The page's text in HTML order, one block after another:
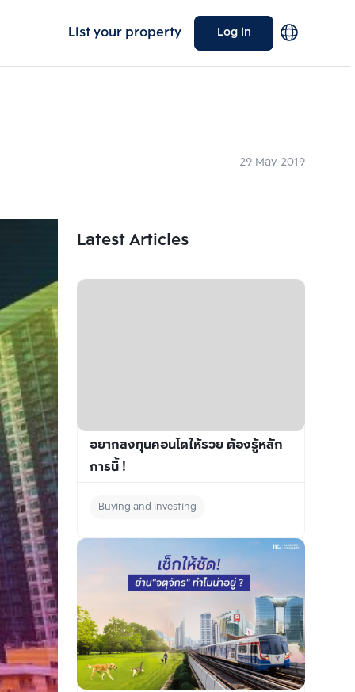
List your property Log in
29 May 2019
Latest Articles
อยากลงทุนคอนโดให้รวย ต้องรู้หลัก
การนี้ !
Buying and Investing